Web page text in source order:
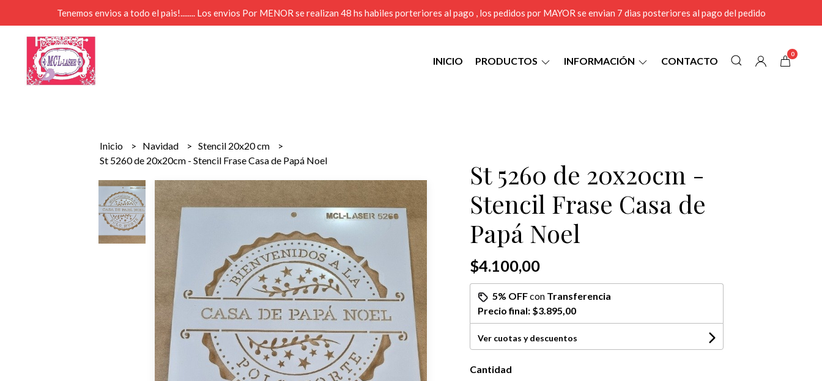
Tenemos envios a todo el pais!........ Los envios Por MENOR se realizan 48 hs habiles porteriores al pago , los pedidos por MAYOR se envian 7 dias posteriores al pago del pedido
INICIO PRODUCTOS INFORMACIÓN CONTACTO
0
Inicio Navidad
Stencil 20x20 cm
St 5260 de 20x20cm - Stencil Frase Casa de Papá Noel
St 5260 de 20x20cm -
Stencil Frase Casa de
Papá Noel
$4.100,00
5% OFFcon Transferencia
Precio final: $3.895,00
Ver cuotas y descuentos
Cantidad